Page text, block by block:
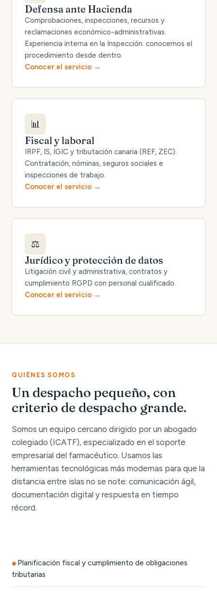
Defensa ante Hacienda
Comprobaciones, inspecciones, recursos y
reclamaciones económico-administrativas.
Experiencia interna en la Inspección: conocemos el
procedimiento desde dentro.
Conocer el servicio
📊
Fiscal y laboral
IRPF, IS, IGIC y tributación canaria (REF, ZEC).
Contratación, nóminas, seguros sociales e
inspecciones de trabajo.
Conocer el servicio
⚖️
Jurídico y protección de datos
Litigación civil y administrativa, contratos y
cumplimiento RGPD con personal cualificado.
Conocer el servicio
QUIÉNES SOMOS
Un despacho pequeño, con
criterio de despacho grande.
Somos un equipo cercano dirigido por un abogado
colegiado (ICATF), especializado en el soporte
empresarial del farmacéutico. Usamos las
herramientas tecnológicas más modernas para que la
distancia entre islas no se note: comunicación ágil,
documentación digital y respuesta en tiempo
récord.
Planificación fiscal y cumplimiento de obligaciones
tributarias